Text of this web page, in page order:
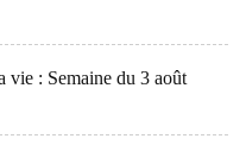
vie : Semaine du 3 août